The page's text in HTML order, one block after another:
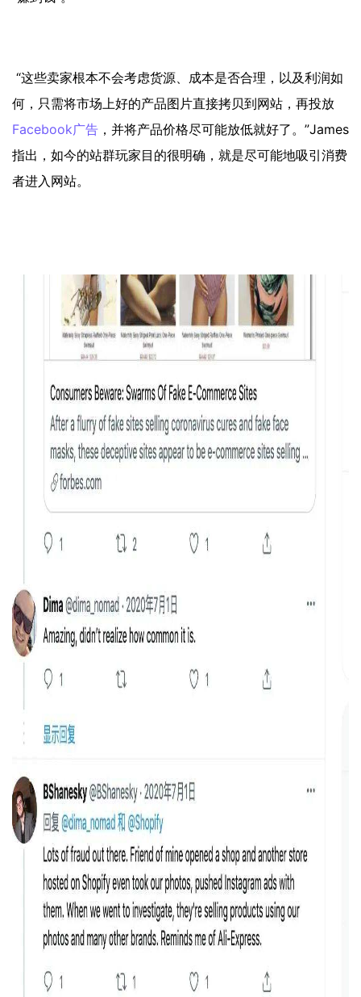
“这些卖家根本不会考虑货源、成本是否合理，以及利润如
何，只需将市场上好的产品图片直接拷贝到网站，再投放
Facebook广告 ，并将产品价格尽可能放低就好了。”James
指出，如今的站群玩家目的很明确，就是尽可能地吸引消费
者进入网站。